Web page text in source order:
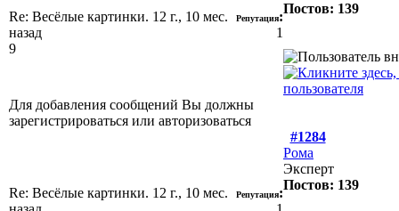
Re: Весёлые картинки. 12 г., 10 мес.
назад
Репутация:
1
9
Постов: 139
Для добавления сообщений Вы должны
зарегистрироваться или авторизоваться
#1284
Re: Весёлые картинки. 12 г., 10 мес.
Репутация:
Рома
Эксперт
Постов: 139